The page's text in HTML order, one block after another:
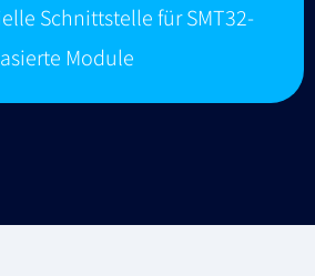
Schnittstelle für SMT32-
Module